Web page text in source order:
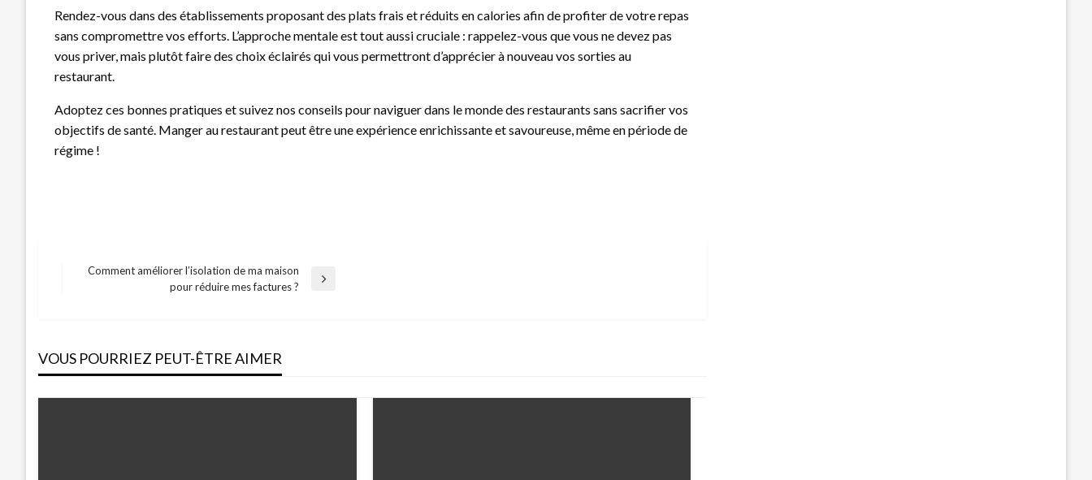
Rendez-vous dans des établissements proposant des plats frais et réduits en calories afin de profiter de votre repas
sans compromettre vos efforts. L’approche mentale est tout aussi cruciale : rappelez-vous que vous ne devez pas
vous priver, mais plutôt faire des choix éclairés qui vous permettront d’apprécier à nouveau vos sorties au
restaurant.
Adoptez ces bonnes pratiques et suivez nos conseils pour naviguer dans le monde des restaurants sans sacrifier vos
objectifs de santé. Manger au restaurant peut être une expérience enrichissante et savoureuse, même en période de
régime !
Navigation
l’article
Comment améliorer l’isolation de ma maison
pour réduire mes factures ?
VOUS POURRIEZ PEUT-ÊTRE AIMER